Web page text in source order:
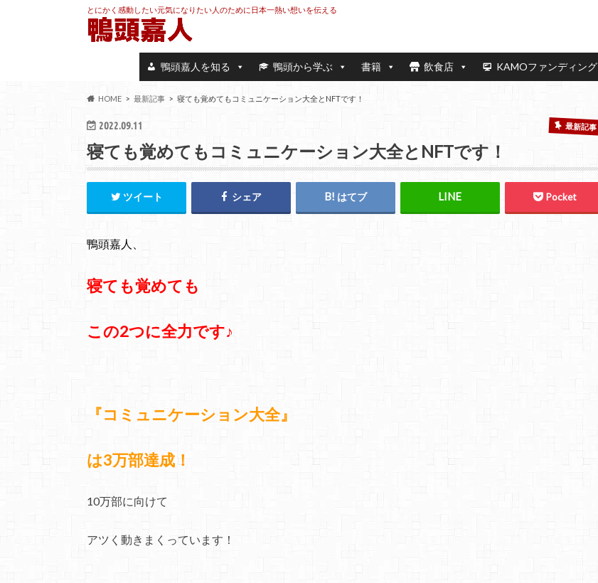
とにかく感動したい元気になりたい人のために日本一熱い想いを伝える
鴨頭嘉人を知る 鴨頭から学ぶ 書籍 飲食店 KAMOファンディング
HOME 最新記事 寝ても覚めてもコミュニケーション大全とNFTです！
2022.09.11 最新記事
寝ても覚めてもコミュニケーション大全とNFTです！
ツイート シェア はてブ Pocket
鴨頭嘉人、
寝ても覚めても
この2つに全力です♪
『コミュニケーション大全』
は3万部達成！
10万部に向けて
アツく動きまくっています！